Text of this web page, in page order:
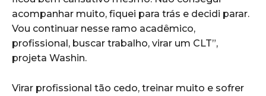
acompanhar muito, fiquei para trás e decidi parar.
Vou continuar nesse ramo acadêmico,
profissional, buscar trabalho, virar um CLT”,
projeta Washin.
Virar profissional tão cedo, treinar muito e sofrer